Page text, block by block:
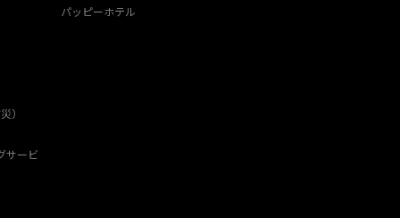
）
サービ
パッピーホテル